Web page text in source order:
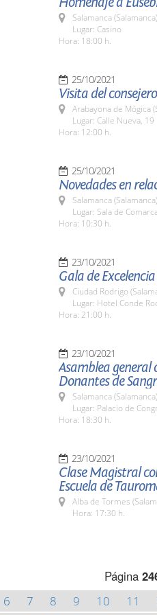
Salamanca (Salamanca)
Lugar: Casino
Hora: 18:00 h.
25/10/2021
Visita del
Arabayona de Mógica
Lugar: Calle Nueva, 19
Hora: 12:00 h.
25/10/2021
Novedades en
Salamanca (Salamanca)
Lugar: Sala de
Hora: 10:30 h.
23/10/2021
Gala de
Ciudad Rodrigo
Lugar: Hotel Conde
Hora: 21:00 h.
23/10/2021
Asamblea
Donantes de
Salamanca (Salamanca)
Lugar: Palacio de
Hora: 18:30 h.
23/10/2021
Clase Magistral
Escuela de
Alba de Tormes
Hora: 17:30 h.
Página
6 7 8 9 10 11